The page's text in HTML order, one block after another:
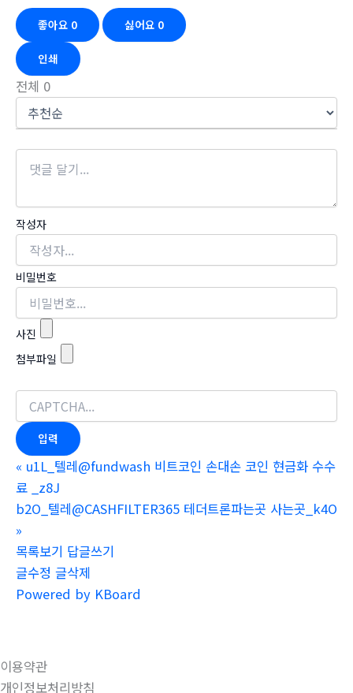
좋아요 0 싫어요 0
인쇄
전체 0
작성자
비밀번호
사진
첨부파일
« u1L_텔레@fundwash 비트코인 손대손 코인 현금화 수수
료 _z8J
b2O_텔레@CASHFILTER365 테더트론파는곳 사는곳_k4O
»
목록보기 답글쓰기
글수정 글삭제
Powered by KBoard
이용약관
개인정보처리방침